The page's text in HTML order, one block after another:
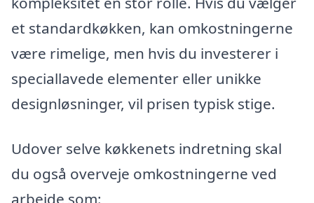
et standardkøkken, kan omkostningerne
være rimelige, men hvis du investerer i
speciallavede elementer eller unikke
designløsninger, vil prisen typisk stige.
Udover selve køkkenets indretning skal
du også overveje omkostningerne ved
arbejde som: